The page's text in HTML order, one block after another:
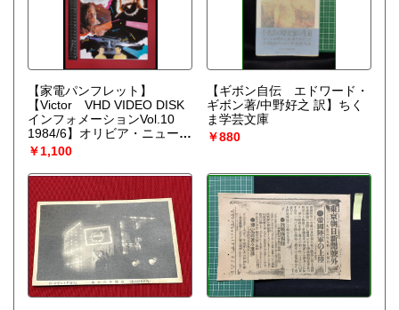
【家電パンフレット】
【Victor VHD VIDEO DISK
インフォメーションVol.10
1984/6】オリビア・ニュート
ン・ジョン
￥1,100
【ギボン自伝 エドワード・
ギボン著/中野好之 訳】ちく
ま学芸文庫
￥880